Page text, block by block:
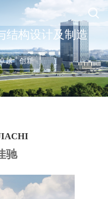
结构设计及制造
越 · 创新
驰